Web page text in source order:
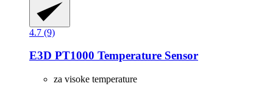
4.7 (9)
E3D PT1000 Temperature Sensor
za visoke temperature